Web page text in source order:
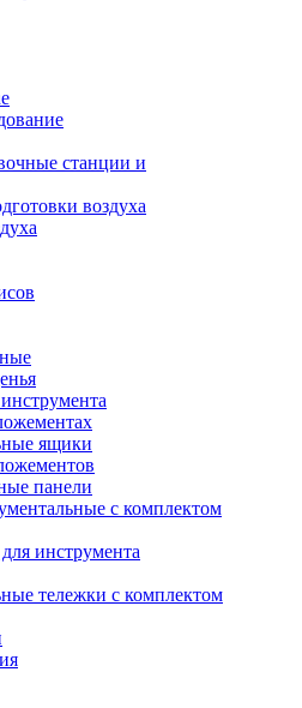
станции и
воздуха
ящики
панели
с комплектом
инструмента
тележки с комплектом